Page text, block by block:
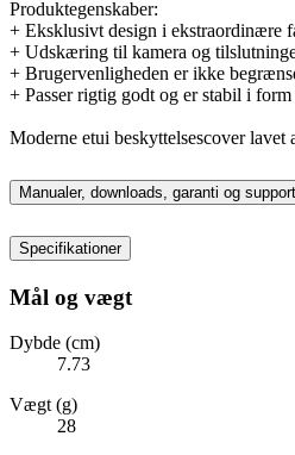
Produktegenskaber:
+ Eksklusivt design i ekstraordinære
+ Udskæring til kamera og
+ Brugervenligheden er ikke
+ Passer rigtig godt og er stabil i
Moderne etui beskyttelsescover
Manualer, downloads, garanti og support
Specifikationer
Mål og vægt
Dybde (cm)
7.73
Vægt (g)
28